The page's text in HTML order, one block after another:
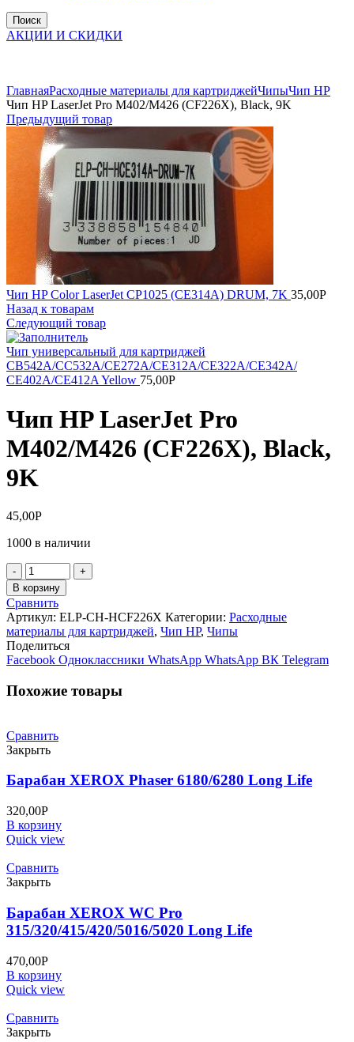
Поиск
АКЦИИ И СКИДКИ
ГлавнаяРасходные материалы для картриджейЧипыЧип НР
Чип HP LaserJet Pro M402/M426 (CF226X), Black, 9K
Предыдущий товар
Чип HP Color LaserJet CP1025 (CE314A) DRUM, 7K 35,00Р
Назад к товарам
Следующий товар
Чип универсальный для картриджей
CB542A/CC532A/CE272A/CE312A/CE322A/CE342A/
CE402A/CE412A Yellow 75,00Р
Чип HP LaserJet Pro
M402/M426 (CF226X), Black,
9K
45,00Р
1000 в наличии
Количество
товара
Чип
HP
LaserJet
Pro
M402/M426
(CF226X),
9K
В корзину
Сравнить
Артикул: ELP-CH-HCF226X Категории: Расходные
материалы для картриджей, Чип НР, Чипы
Поделиться
Facebook Одноклассники WhatsApp WhatsApp ВК Telegram
Похожие товары
Сравнить
Закрыть
Барабан XEROX Phaser 6180/6280 Long Life
320,00Р
В корзину
Quick view
Сравнить
Закрыть
Барабан XEROX WC Pro
315/320/415/420/5016/5020 Long Life
470,00Р
В корзину
Quick view
Сравнить
Закрыть